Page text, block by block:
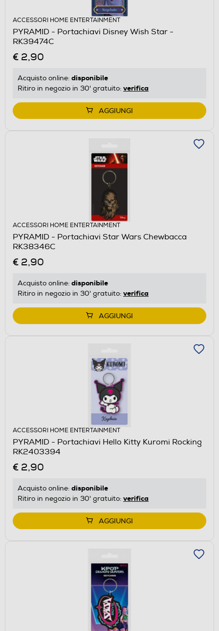
ACCESSORI HOME ENTERTAINMENT
PYRAMID - Portachiavi Disney Wish Star -
RK39474C
€ 2,90
Acquisto online: disponibile
Ritiro in negozio in 30' gratuito: verifica
AGGIUNGI
ACCESSORI HOME ENTERTAINMENT
PYRAMID - Portachiavi Star Wars Chewbacca
RK38346C
€ 2,90
Acquisto online: disponibile
Ritiro in negozio in 30' gratuito: verifica
AGGIUNGI
ACCESSORI HOME ENTERTAINMENT
PYRAMID - Portachiavi Hello Kitty Kuromi Rocking
RK2403394
€ 2,90
Acquisto online: disponibile
Ritiro in negozio in 30' gratuito: verifica
AGGIUNGI